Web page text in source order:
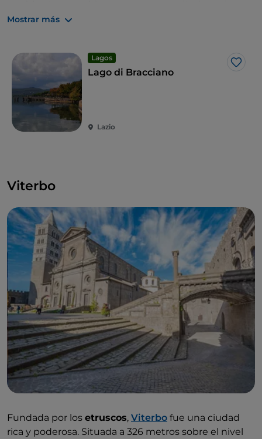
que nos habla de la geología del lugar y de la pericia
Mostrar más
Lagos
Me
Lago di Bracciano
Lazio
Viterbo
Fundada por los etruscos, Viterbo fue una ciudad
rica y poderosa. Situada a 326 metros sobre el nivel